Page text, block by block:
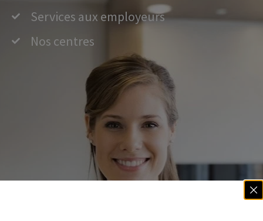
Services aux employeurs
Nos centres